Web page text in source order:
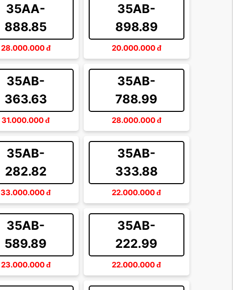
35AA-
888.85
28.000.000đ
35AB-
898.89
20.000.000đ
35AB-
363.63
31.000.000đ
35AB-
788.99
28.000.000đ
35AB-
282.82
33.000.000đ
35AB-
333.88
22.000.000đ
35AB-
589.89
23.000.000đ
35AB-
222.99
22.000.000đ